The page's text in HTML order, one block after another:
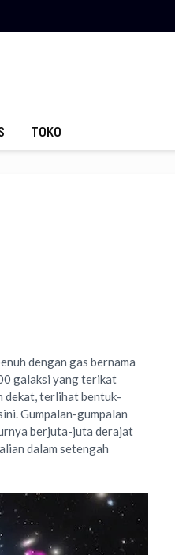
TOKO
dengan gas bernama
galaksi yang terikat
dekat, terlihat bentuk-
Gumpalan-gumpalan
berjuta-juta derajat
dalam setengah